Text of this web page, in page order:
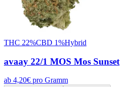
THC 22%CBD 1%Hybrid
avaay 22/1 MOS Mos Sunset
ab 4,20€ pro Gramm